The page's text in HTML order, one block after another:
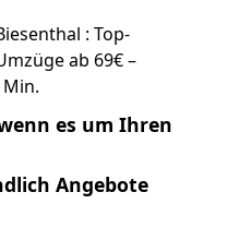
: Top-
ab 69€ –
es um Ihren
Angebote